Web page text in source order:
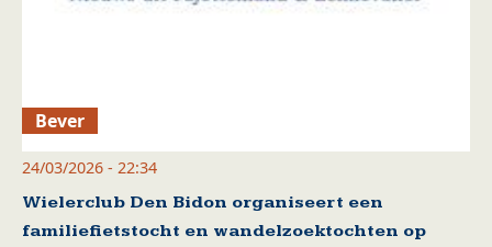
Bever
24/03/2026 - 22:34
Wielerclub Den Bidon organiseert een
familiefietstocht en wandelzoektochten op